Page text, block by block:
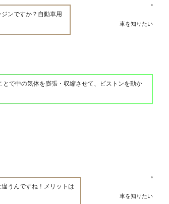
車を知りたい
ンですか？自動車用
で中の気体を膨張・収縮させて、ピストンを動か
車を知りたい
うんですね！メリットは